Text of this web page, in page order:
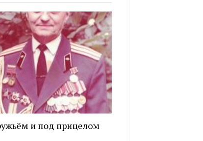
и под прицелом